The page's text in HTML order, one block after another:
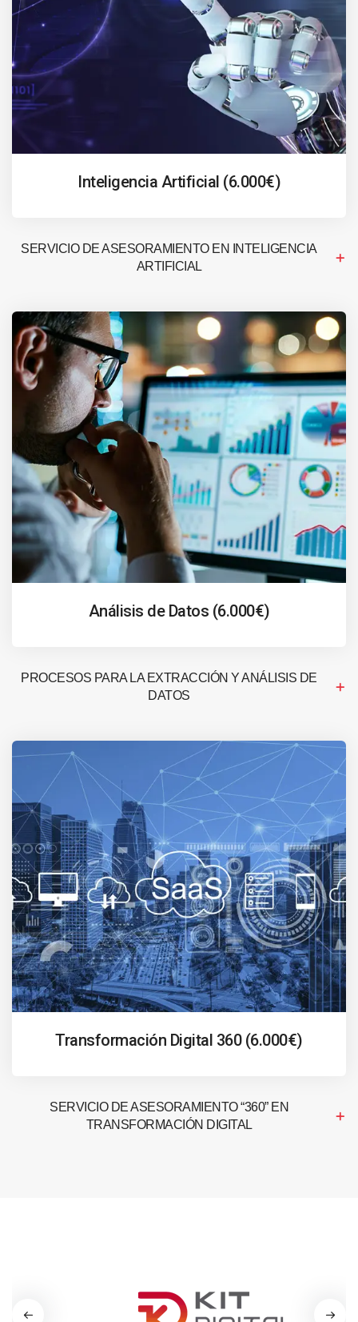
Inteligencia Artificial (6.000€)
SERVICIO DE ASESORAMIENTO EN INTELIGENCIA
ARTIFICIAL
Análisis de Datos (6.000€)
PROCESOS PARA LA EXTRACCIÓN Y ANÁLISIS DE
DATOS
Transformación Digital 360 (6.000€)
SERVICIO DE ASESORAMIENTO “360” EN
TRANSFORMACIÓN DIGITAL